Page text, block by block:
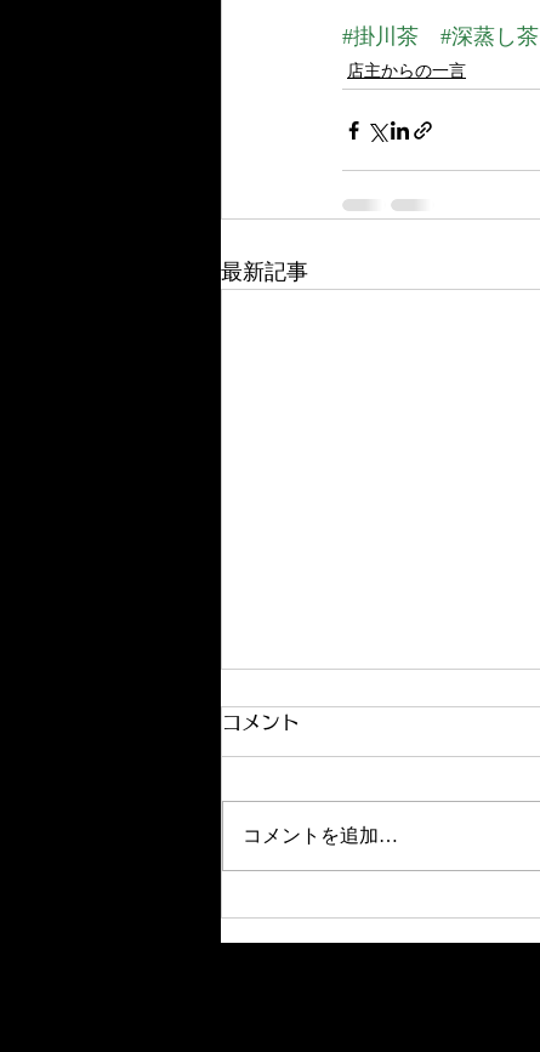
#掛川茶 #深蒸し茶
店主からの一言
最新記事
掛川茶市場開き 初取り引き
コメント
コメントを追加…